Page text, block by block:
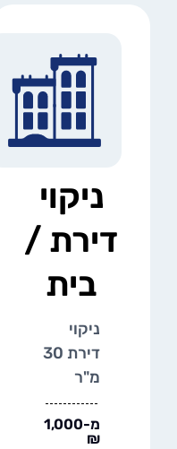
ניקוי
דירת /
בית
ניקוי
דירת 30
מ"ר
מ-1,000
₪